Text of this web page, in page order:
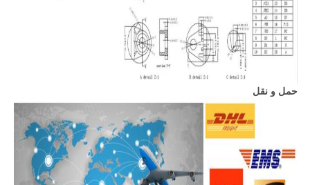
حمل و نقل